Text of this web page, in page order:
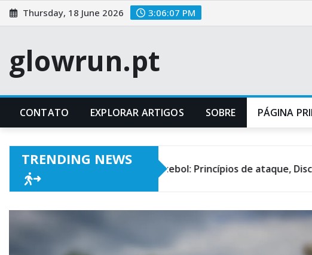
Skip
to
Thursday, 18 June 2026 3:06:08 PM
glowrun.pt
CONTATO EXPLORAR ARTIGOS SOBRE PÁGINA
TRENDING NEWS
4-1 Formação de Futebol: Princípios de ataque, Disciplina